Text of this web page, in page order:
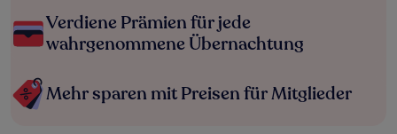
Verdiene Prämien für jede
wahrgenommene Übernachtung
Mehr sparen mit Preisen für Mitglieder